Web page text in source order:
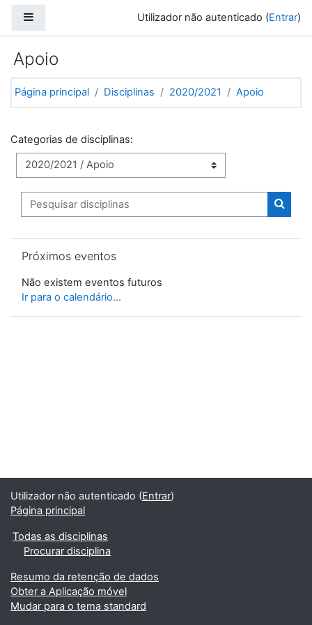
Utilizador não autenticado (Entrar)
Apoio
Página principal Disciplinas 2020/2021 Apoio
Categorias de disciplinas:
Pesquisar disciplinas
Próximos eventos
Não existem eventos futuros
Ir para o calendário...
Utilizador não autenticado (Entrar)
Página principal
Todas as disciplinas
Procurar disciplina
Resumo da retenção de dados
Obter a Aplicação móvel
Mudar para o tema standard